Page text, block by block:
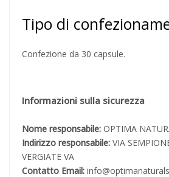
Tipo di
Confezione da 30 capsule.
Informazioni sulla sicurezza
Nome responsabile: OPTIMA
Indirizzo responsabile: VIA
VERGIATE VA
Contatto Email: